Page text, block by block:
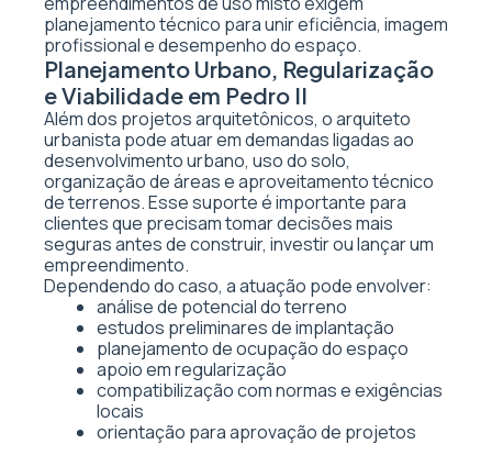
planejamento técnico para unir eficiência, imagem
profissional e desempenho do espaço.
Planejamento Urbano, Regularização
e Viabilidade em Pedro II
Além dos projetos arquitetônicos, o arquiteto
urbanista pode atuar em demandas ligadas ao
desenvolvimento urbano, uso do solo,
organização de áreas e aproveitamento técnico
de terrenos. Esse suporte é importante para
clientes que precisam tomar decisões mais
seguras antes de construir, investir ou lançar um
empreendimento.
Dependendo do caso, a atuação pode envolver:
análise de potencial do terreno
estudos preliminares de implantação
planejamento de ocupação do espaço
apoio em regularização
compatibilização com normas e exigências
locais
orientação para aprovação de projetos